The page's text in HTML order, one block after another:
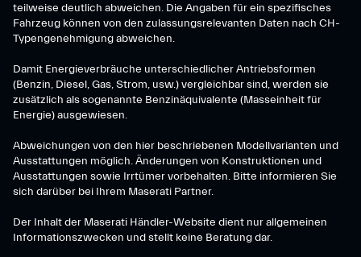
teilweise deutlich abweichen. Die Angaben für ein spezifisches
Fahrzeug können von den zulassungsrelevanten Daten nach CH-
Typengenehmigung abweichen.
Damit Energieverbräuche unterschiedlicher Antriebsformen
(Benzin, Diesel, Gas, Strom, usw.) vergleichbar sind, werden sie
zusätzlich als sogenannte Benzinäquivalente (Masseinheit für
Energie) ausgewiesen.
Abweichungen von den hier beschriebenen Modellvarianten und
Ausstattungen möglich. Änderungen von Konstruktionen und
Ausstattungen sowie Irrtümer vorbehalten. Bitte informieren Sie
sich darüber bei Ihrem Maserati Partner.
Der Inhalt der Maserati Händler-Website dient nur allgemeinen
Informationszwecken und stellt keine Beratung dar.